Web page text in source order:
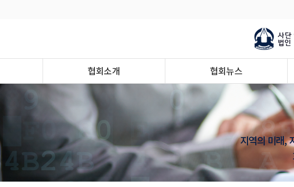
협회소개 협회뉴스
지역의 미래,